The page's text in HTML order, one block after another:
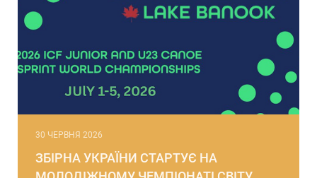
30 ЧЕРВНЯ 2026
ЗБІРНА УКРАЇНИ СТАРТУЄ НА